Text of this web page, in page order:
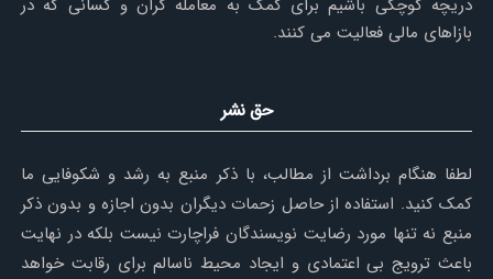
دریچه کوچکی باشیم برای کمک به معامله گران و کسانی که در
بازاهای مالی فعالیت می کنند.
حق نشر
لطفا هنگام برداشت از مطالب، با ذکر منبع به رشد و شکوفایی ما
کمک کنید. استفاده از حاصل زحمات دیگران بدون اجازه و بدون ذکر
منبع نه تنها مورد رضایت نویسندگان فراچارت نیست بلکه در نهایت
باعث ترویج بی اعتمادی و ایجاد محیط ناسالم برای رقابت خواهد